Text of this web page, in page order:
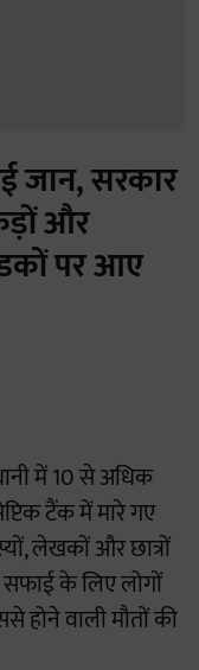
जान, सरकार
और
पर आए
में 10 से अधिक
टैंक में मारे गए
लेखकों और छात्रों
के लिए लोगों
वाली मौतों की